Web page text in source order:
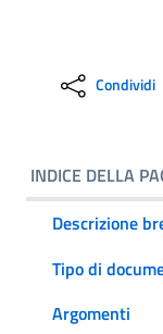
Condividi
INDICE DELLA
Descrizione
Tipo di
Argomenti